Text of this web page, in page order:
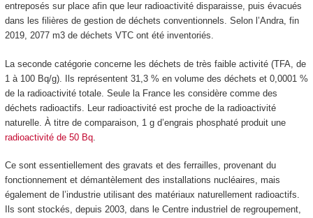
entreposés sur place afin que leur radioactivité disparaisse, puis évacués
dans les filières de gestion de déchets conventionnels. Selon l’Andra, fin
2019, 2077 m3de déchets VTC ont été inventoriés.
La seconde catégorie concerne les déchets de très faible activité (TFA, de
1 à 100 Bq/g). Ils représentent 31,3 % en volume des déchets et 0,0001 %
de la radioactivité totale. Seule la France les considère comme des
déchets radioactifs. Leur radioactivité est proche de la radioactivité
naturelle. À titre de comparaison, 1 g d’engrais phosphaté produit une
radioactivité de 50 Bq.
Ce sont essentiellement des gravats et des ferrailles, provenant du
fonctionnement et démantèlement des installations nucléaires, mais
également de l’industrie utilisant des matériaux naturellement radioactifs.
Ils sont stockés, depuis 2003, dans le Centre industriel de regroupement,